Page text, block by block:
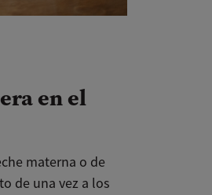
en el
materna o de
de una vez a los